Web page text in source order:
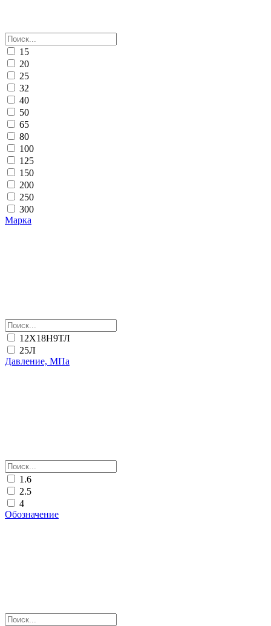
15
20
25
32
40
50
65
80
100
125
150
200
250
300
Марка
12Х18Н9ТЛ
25Л
Давление, МПа
1.6
2.5
4
Обозначение